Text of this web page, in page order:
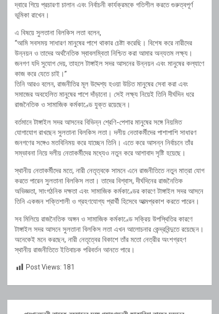
দ্বারে গিয়ে প্রচারণা চালান এবং নির্বাচনী কার্যক্রমকে গতিশীল করতে গুরুত্বপূর্ণ
ভূমিকা রাখেন।
এ বিষয়ে সুলতানা বিলকিস লতা বলেন,
“আমি সবসময় সাধারণ মানুষের পাশে থাকার চেষ্টা করেছি। বিশেষ করে নারীদের
উন্নয়ন ও তাদের অর্থনৈতিক স্বাবলম্বিতা নিশ্চিত করা আমার অন্যতম লক্ষ্য।
জনগণ যদি সুযোগ দেয়, তাহলে টাঙ্গাইল সদর আসনের উন্নয়ন এবং মানুষের কল্যাণে
কাজ করে যেতে চাই।”
তিনি আরও বলেন, রাজনীতির মূল উদ্দেশ্য হওয়া উচিত মানুষের সেবা করা এবং
সমাজের অবহেলিত মানুষের পাশে দাঁড়ানো। সেই লক্ষ্য নিয়েই তিনি দীর্ঘদিন ধরে
রাজনৈতিক ও সামাজিক কর্মকাণ্ডে যুক্ত রয়েছেন।
বর্তমানে টাঙ্গাইল সদর আসনের বিভিন্ন শ্রেণি-পেশার মানুষের সঙ্গে নিয়মিত
যোগাযোগ রাখছেন সুলতানা বিলকিস লতা। দলীয় নেতাকর্মীদের পাশাপাশি সাধারণ
জনগণের সঙ্গেও মতবিনিময় করে যাচ্ছেন তিনি। এতে করে আসন্ন নির্বাচনে তাঁর
সম্ভাবনা নিয়ে দলীয় নেতাকর্মীদের মধ্যেও নতুন করে আশাবাদ সৃষ্টি হয়েছে।
স্থানীয় নেতাকর্মীদের মতে, নারী নেতৃত্বকে সামনে এনে রাজনীতিতে নতুন মাত্রা যোগ
করতে পারেন সুলতানা বিলকিস লতা। তাদের বিশ্বাস, দীর্ঘদিনের রাজনৈতিক
অভিজ্ঞতা, সাংগঠনিক দক্ষতা এবং সামাজিক কর্মকাণ্ডের কারণে টাঙ্গাইল সদর আসনে
তিনি একজন শক্তিশালী ও গ্রহণযোগ্য প্রার্থী হিসেবে আত্মপ্রকাশ করতে পারেন।
সব মিলিয়ে রাজনৈতিক অঙ্গন ও সামাজিক কর্মকাণ্ডে সক্রিয় উপস্থিতির কারণে
টাঙ্গাইল সদর আসনে সুলতানা বিলকিস লতা এখন আলোচনার কেন্দ্রবিন্দুতে রয়েছেন।
অনেকেই মনে করছেন, নারী নেতৃত্বের বিকাশে তাঁর মতো নেত্রীর অংশগ্রহণ
স্থানীয় রাজনীতিতে ইতিবাচক পরিবর্তন আনতে পারে।
Post Views: 181